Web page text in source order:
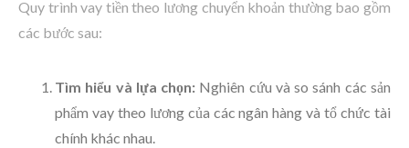
Quy trình vay tiền theo lương chuyển khoản thường bao gồm
các bước sau:
Tìm hiểu và lựa chọn: Nghiên cứu và so sánh các sản
phẩm vay theo lương của các ngân hàng và tổ chức tài
chính khác nhau.